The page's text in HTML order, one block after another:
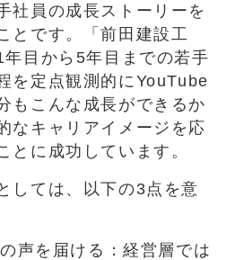
社員の成長ストーリーを
とです。「前田建設工
目から5年目までの若手
を定点観測的にYouTube
もこんな成長ができるか
なキャリアイメージを応
とに成功しています。
しては、以下の3点を意
声を届ける：経営層では